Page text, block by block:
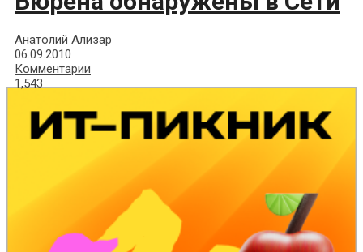
Анатолий Ализар
06.09.2010
Комментарии
1,543